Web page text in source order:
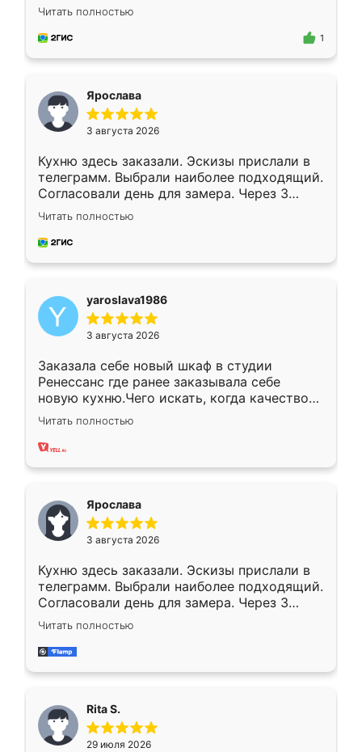
короткие сроки изготовления. Приехавший
для замера сотрудник Владислав
предложил по моему эскизу самый
Читать полностью
1
Ярослава
3 августа 2026
Кухню здесь заказали. Эскизы прислали в
телеграмм. Выбрали наиболее подходящий.
Согласовали день для замера. Через 3
недели кухня была уже готова. Остались
довольны работой. Спасибо Ренессанс
мебель за качественную работу!
Читать полностью
yaroslava1986
3 августа 2026
Заказала себе новый шкаф в студии
Ренессанс где ранее заказывала себе
новую кухню.Чего искать, когда качеством
вполне довольна. Служит кухня уже почти
два года, нареканий нет.
Читать полностью
Ярослава
3 августа 2026
Кухню здесь заказали. Эскизы прислали в
телеграмм. Выбрали наиболее подходящий.
Согласовали день для замера. Через 3
недели кухня была уже готова. Остались
довольны работой. Спасибо Ренессанс
мебель за качественную работу!
Читать полностью
Rita S.
29 июля 2026